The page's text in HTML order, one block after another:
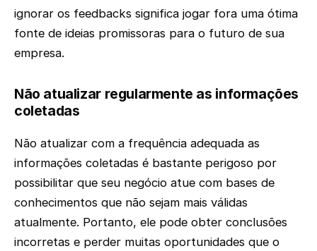
ignorar os feedbacks significa jogar fora uma ótima
fonte de ideias promissoras para o futuro de sua
empresa.
Não atualizar regularmente as informações
coletadas
Não atualizar com a frequência adequada as
informações coletadas é bastante perigoso por
possibilitar que seu negócio atue com bases de
conhecimentos que não sejam mais válidas
atualmente. Portanto, ele pode obter conclusões
incorretas e perder muitas oportunidades que o